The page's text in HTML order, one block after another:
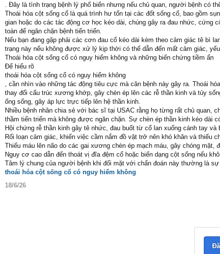
. Đây là tình trạng bệnh lý phổ biến nhưng nếu chủ quan, người bệnh có
Thoái hóa cột sống cổ là quá trình hư tổn tại các đốt sống cổ, bao gồm
gian hoặc do các tác động cơ học kéo dài, chúng gây ra đau nhức, cứng
toàn để ngăn chặn bệnh tiến triển.
Nếu bạn đang gặp phải các cơn đau cổ kéo dài kèm theo cảm giác tê bì
trạng này nếu không được xử lý kịp thời có thể dẫn đến mất cảm giác,
Thoái hóa cột sống cổ có nguy hiểm không và những biến chứng tiềm ẩn
Để hiểu rõ
thoái hóa cột sống cổ có nguy hiểm không
, cần nhìn vào những tác động tiêu cực mà căn bệnh này gây ra. Thoái
thay đổi cấu trúc xương khớp, gây chèn ép lên các rễ thần kinh và tủy
ống sống, gây áp lực trực tiếp lên hệ thần kinh.
Nhiều bệnh nhân chia sẻ với bác sĩ tại USAC rằng họ từng rất chủ quan,
thầm tiến triển mà không được ngăn chặn. Sự chèn ép thần kinh kéo dài
Hội chứng rễ thần kinh gây tê nhức, đau buốt từ cổ lan xuống cánh tay và
Rối loạn cảm giác, khiến việc cầm nắm đồ vật trở nên khó khăn và thiếu
Thiếu máu lên não do các gai xương chèn ép mạch máu, gây chóng mặt,
Nguy cơ cao dẫn đến thoát vị đĩa đệm cổ hoặc biến dạng cột sống nếu
Tâm lý chung của người bệnh khi đối mặt với chẩn đoán này thường là
thoái hóa cột sống cổ có nguy hiểm không
18/6/26